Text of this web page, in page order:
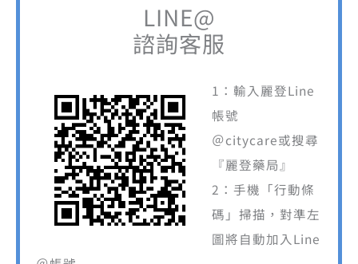
LINE@
諮詢客服
1：輸入麗登Line
帳號
＠citycare或搜尋
『麗登藥局』
2：手機「行動條
碼」掃描，對準左
圖將自動加入Line